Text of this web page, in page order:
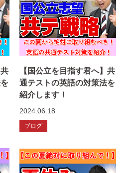
【国公立を目指す君へ】共
通テストの英語の対策法を
紹介します！
2024.06.18
ブログ